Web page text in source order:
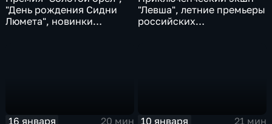
"День рождения Сидни
Люмета", новинки
"Левша", летние премьеры
российских
16 января
20 мин
10 января
21 мин